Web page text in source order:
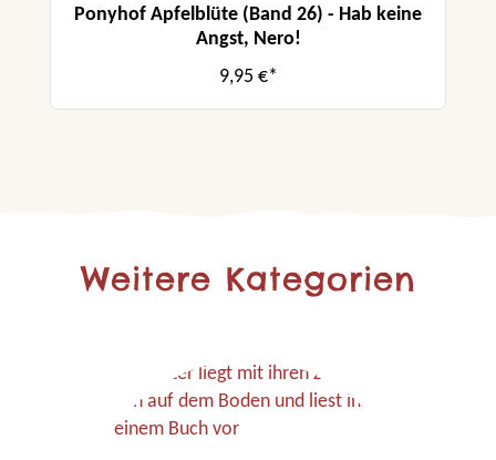
Ponyhof Apfelblüte (Band 26) - Hab keine
Angst, Nero!
9,95 €*
Weitere Kategorien